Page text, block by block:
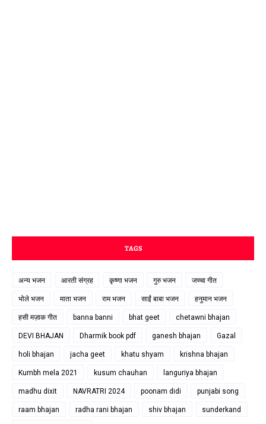
TAGS
अन्य भजन आरती संग्रह कृष्णा भजन गुरु भजन जच्चा गीत
भोले भजन माता भजन राम भजन साईं बाबा भजन हनुमान भजन
हसी मज़ाक गीत banna banni bhat geet chetawni bhajan
DEVI BHAJAN Dharmik book pdf ganesh bhajan Gazal
holi bhajan jacha geet khatu shyam krishna bhajan
Kumbh mela 2021 kusum chauhan languriya bhajan
madhu dixit NAVRATRI 2024 poonam didi punjabi song
raam bhajan radha rani bhajan shiv bhajan sunderkand